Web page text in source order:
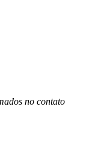
no contato